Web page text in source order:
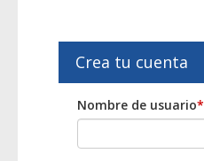
Crea tu cuenta
Nombre de usuario*